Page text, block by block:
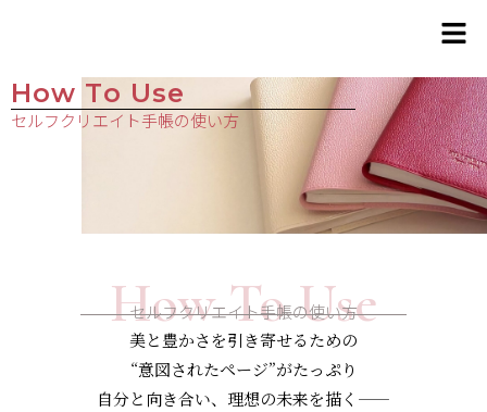
How To Use
セルフクリエイト手帳の使い方
How To Use
セルフクリエイト手帳の使い方
美と豊かさを引き寄せるための
“意図されたページ”がたっぷり
自分と向き合い、理想の未来を描く——